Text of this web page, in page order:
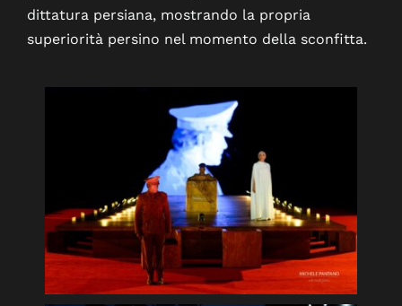
dittatura persiana, mostrando la propria
superiorità persino nel momento della sconfitta.